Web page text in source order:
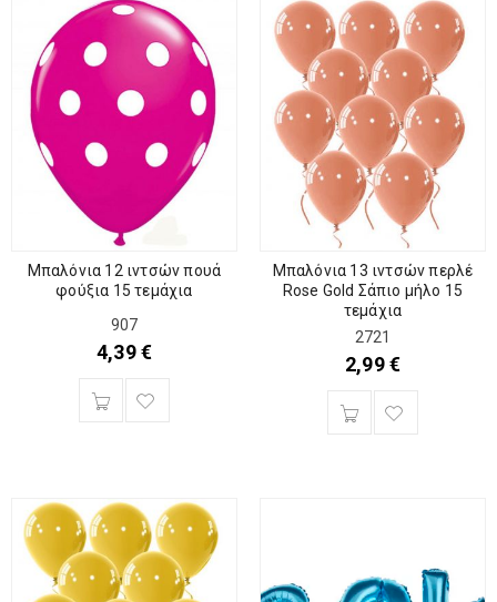
Μπαλόνια 12 ιντσών πουά
φούξια 15 τεμάχια
907
4,39€
Μπαλόνια 13 ιντσών περλέ
Rose Gold Σάπιο μήλο 15
τεμάχια
2721
2,99€